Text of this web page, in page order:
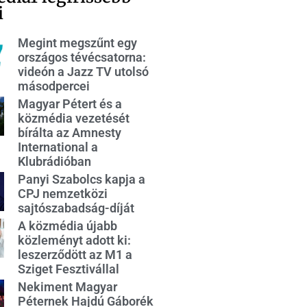
Megint megszűnt egy
országos tévécsatorna:
videón a Jazz TV utolsó
másodpercei
Magyar Pétert és a
közmédia vezetését
bírálta az Amnesty
International a
Klubrádióban
Panyi Szabolcs kapja a
CPJ nemzetközi
sajtószabadság-díját
A közmédia újabb
közleményt adott ki:
leszerződött az M1 a
Sziget Fesztivállal
Nekiment Magyar
Péternek Hajdú Gáborék